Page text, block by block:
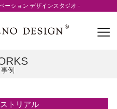
ーション デザインスタジオ -
事例
トリアル